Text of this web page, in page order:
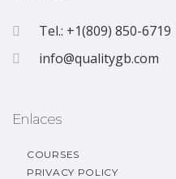
Tel.: +1(809) 850-6719
info@qualitygb.com
Enlaces
COURSES
PRIVACY POLICY